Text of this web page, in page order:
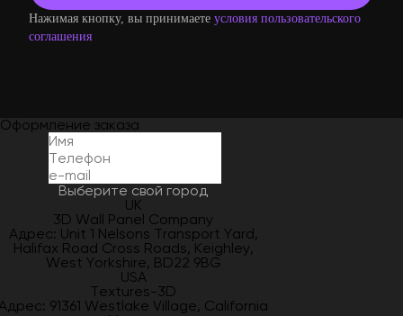
Нажимая кнопку, вы принимаете условия пользовательского
соглашения
Оформление заказа
Выберите свой город
UK
3D Wall Panel Company
Адрес: Unit 1 Nelsons Transport Yard,
Halifax Road Cross Roads, Keighley,
West Yorkshire, BD22 9BG
USA
Textures-3D
91361 Westlake Village, California